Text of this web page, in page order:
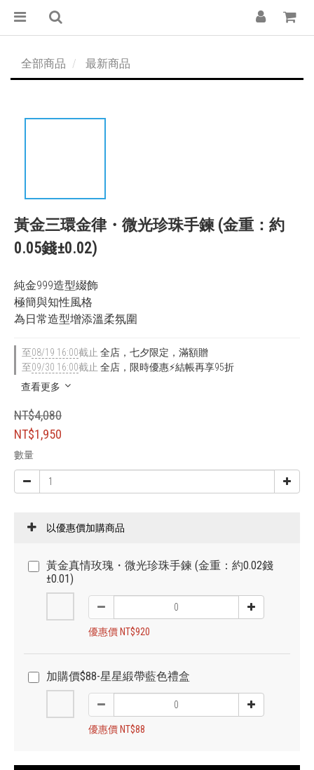
全部商品 最新商品
黃金三環金律・微光珍珠手鍊 (金重：約
0.05錢±0.02)
純金999造型綴飾
極簡與知性風格
為日常造型增添溫柔氛圍
至08/19 16:00截止 全店，七夕限定，滿額贈
至09/30 16:00截止 全店，限時優惠⚡結帳再享95折
查看更多
NT$4,080
NT$1,950
數量
以優惠價加購商品
黃金真情玫瑰・微光珍珠手鍊 (金重：約0.02錢
±0.01)
優惠價 NT$920
加購價$88-星星緞帶藍色禮盒
優惠價 NT$88